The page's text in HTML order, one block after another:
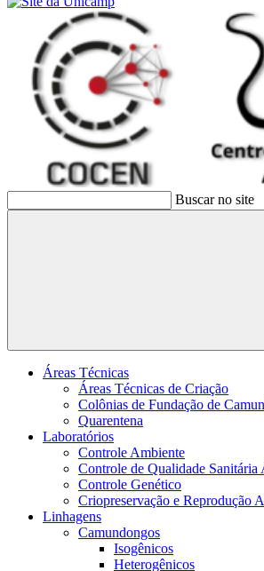
Buscar no site
Buscar
Áreas Técnicas
Áreas Técnicas de Criação
Colônias de Fundação de
Quarentena
Laboratórios
Controle Ambiente
Controle de Qualidade Sanitária
Controle Genético
Criopreservação e Reprodução
Linhagens
Camundongos
Isogênicos
Heterogênicos